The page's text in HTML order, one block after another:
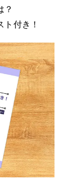
？
付き！